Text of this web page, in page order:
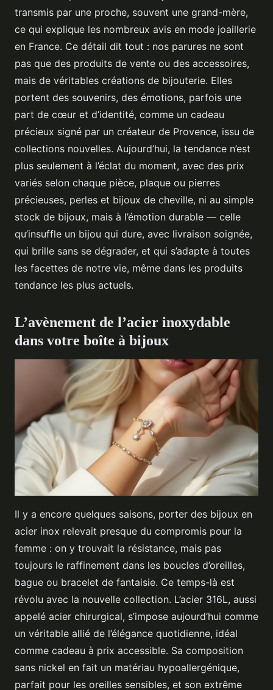
transmis par une proche, souvent une grand-mère,
ce qui explique les nombreux avis en mode joaillerie
en France. Ce détail dit tout : nos parures ne sont
pas que des produits de vente ou des accessoires,
mais de véritables créations de bijouterie. Elles
portent des souvenirs, des émotions, parfois une
part de cœur et d’identité, comme un cadeau
précieux signé par un créateur de Provence, issu de
collections nouvelles. Aujourd’hui, la tendance n’est
plus seulement à l’éclat du moment, avec des prix
variés selon chaque pièce, plaque ou pierres
précieuses, perles et bijoux de cheville, ni au simple
stock de bijoux, mais à l’émotion durable — celle
qu’insuffle un bijou qui dure, avec livraison soignée,
qui brille sans se dégrader, et qui s’adapte à toutes
les facettes de notre vie, même dans les produits
tendance les plus actuels.
L’avènement de l’acier inoxydable
dans votre boîte à bijoux
Il y a encore quelques saisons, porter des bijoux en
acier inox relevait presque du compromis pour la
femme : on y trouvait la résistance, mais pas
toujours le raffinement dans les boucles d’oreilles,
bague ou bracelet de fantaisie. Ce temps-là est
révolu avec la nouvelle collection. L’acier 316L, aussi
appelé acier chirurgical, s’impose aujourd’hui comme
un véritable allié de l’élégance quotidienne, idéal
comme cadeau à prix accessible. Sa composition
sans nickel en fait un matériau hypoallergénique,
parfait pour les oreilles sensibles, et son extrême